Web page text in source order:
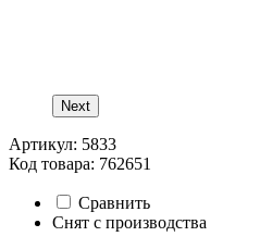
Next
Артикул: 5833
Код товара: 762651
Сравнить
Снят с производства